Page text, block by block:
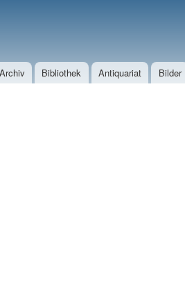
Archiv Bibliothek Antiquariat Bilder